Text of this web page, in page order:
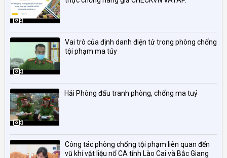
Vai trò của định danh điện tử trong phòng chống
tội phạm ma túy
Hải Phòng đấu tranh phòng, chống ma tuý
Công tác phòng chống tội phạm liên quan đến
vũ khí vật liệu nổ CA tỉnh Lào Cai và Bắc Giang